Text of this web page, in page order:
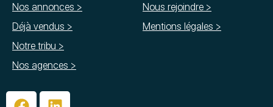
Nos annonces >
Déjà vendus >
Notre tribu >
Nos agences >
Nous rejoindre >
Mentions légales >